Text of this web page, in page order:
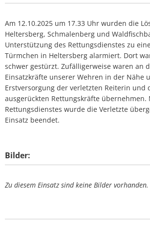
Am 12.10.2025 um 17.33 Uhr wurden die
Heltersberg, Schmalenberg und
Unterstützung des Rettungsdienstes zu
Türmchen in Heltersberg alarmiert. Dort
schwer gestürzt. Zufälligerweise waren an
Einsatzkräfte unserer Wehren in der Nähe
Erstversorgung der verletzten Reiterin und
ausgerückten Rettungskräfte übernehmen.
Rettungsdienstes wurde die Verletzte
Einsatz beendet.
Bilder:
Zu diesem Einsatz sind keine Bilder vorhanden.